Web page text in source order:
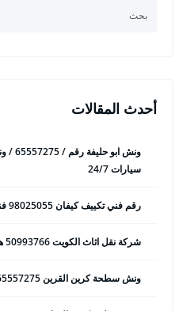
أحدث المقالات
ونش
سيارات 24/7
رقم فني تكييف كيفان 98025055 فني تكييف مركزي 24 ساعة
شركة نقل اثاث الكويت 50993766 هاف لوري وانيت نقل عفش
ونش سطحة كرين القرين 65557275 ونش سحب وانقاذ سيارات